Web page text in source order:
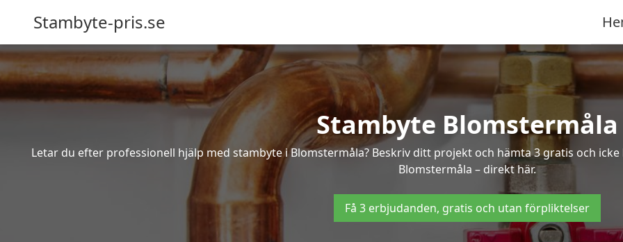
Stambyte-pris.se
Stambyte Blomstermåla
Letar du efter professionell hjälp med stambyte i Blomstermåla? Beskriv ditt projekt och hämta 3 gratis och
Blomstermåla – direkt här.
Få 3 erbjudanden, gratis och utan förpliktelser